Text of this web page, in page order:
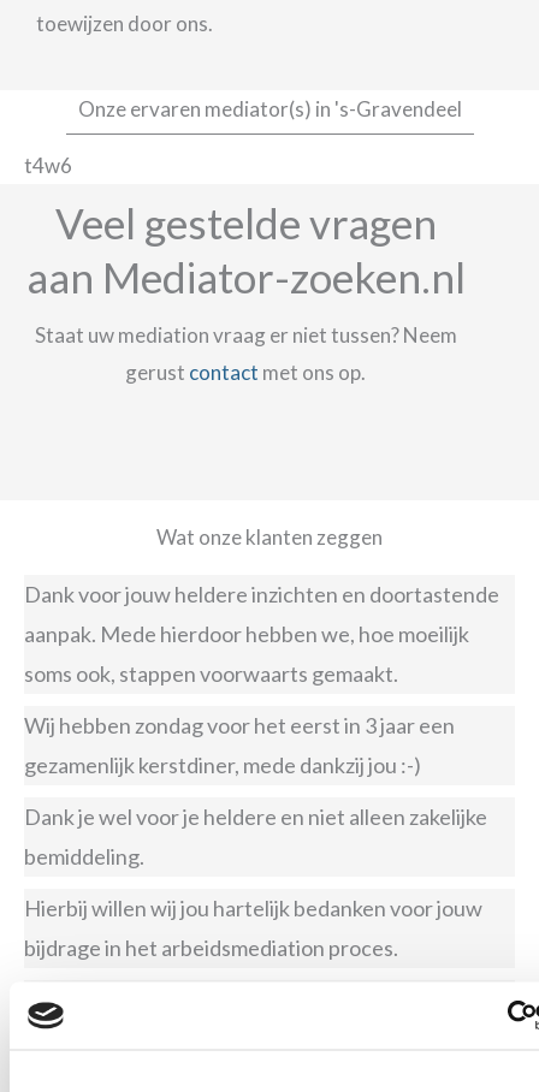
toewijzen door ons.
Onze ervaren mediator(s) in 's-Gravendeel
t4w6
Veel gestelde vragen
aan Mediator-zoeken.nl
Staat uw mediation vraag er niet tussen? Neem
gerust contact met ons op.
Wat onze klanten zeggen
Dank voor jouw heldere inzichten en doortastende
aanpak. Mede hierdoor hebben we, hoe moeilijk
soms ook, stappen voorwaarts gemaakt.
Wij hebben zondag voor het eerst in 3 jaar een
gezamenlijk kerstdiner, mede dankzij jou :-)
Dank je wel voor je heldere en niet alleen zakelijke
bemiddeling.
Hierbij willen wij jou hartelijk bedanken voor jouw
bijdrage in het arbeidsmediation proces.
Mocht jij ons in de toekomst willen/kunnen